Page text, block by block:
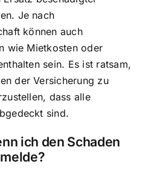
Je nach
können auch
wie Mietkosten oder
sein. Es ist ratsam,
der Versicherung zu
dass alle
sind.
ich den Schaden